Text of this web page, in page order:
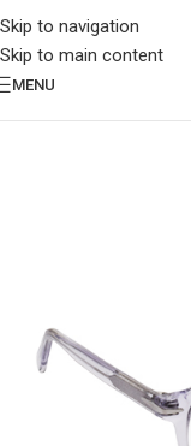
Skip to navigation
Skip to main content
MENU